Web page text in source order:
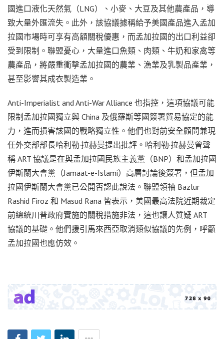
國進口液化天然氣（LNG）、小麥、大豆及其他農產品，導
致大量外匯流失。此外，該協議據稱給予美國產品進入孟加
拉國市場時可享有高額關稅優惠，而孟加拉國的出口利益卻
受到限制。聯盟憂心，大量進口魚類、肉類、牛奶和家禽等
農產品，將嚴重衝擊孟加拉國的農業、漁業及乳製品產業，
甚至影響其成衣製造業。
Anti-Imperialist and Anti-War Alliance 也指控，這項協議可能
限制孟加拉國獨立與 China 及俄羅斯等國簽署貿易協定的能
力，進而損害該國的戰略獨立性。他們也對前安全顧問兼現
任外交部部長哈利勒·拉赫曼提出批評。哈利勒·拉赫曼曾聲
稱 ART 協議是在與孟加拉國民族主義黨（BNP）和孟加拉國
伊斯蘭大會黨（Jamaat-e-Islami）高層討論後簽署，但孟加
拉國伊斯蘭大會黨已公開否認此說法。聯盟領袖 Bazlur
Rashid Firoz 和 Masud Rana 皆表示，美國最高法院近期裁定
前總統川普政府實施的關稅措施非法，這也讓人質疑 ART
協議的基礎。他們援引馬來西亞取消類似協議的先例，呼籲
孟加拉國也應仿效。